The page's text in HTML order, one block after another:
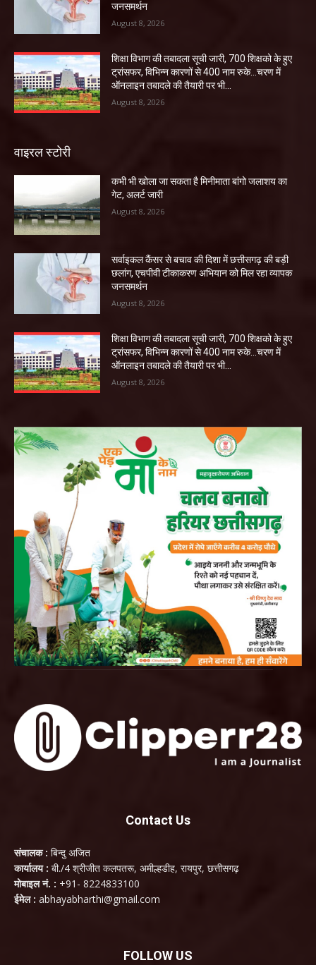
जनसमर्थन
August 8, 2026
शिक्षा विभाग की तबादला सूची जारी, 700 शिक्षको के हुए
ट्रांसफर, विभिन्न कारणों से 400 नाम रुके…चरण में
ऑनलाइन तबादले की तैयारी पर भी...
August 8, 2026
वाइरल स्टोरी
कभी भी खोला जा सकता है मिनीमाता बांगो जलाशय का
गेट, अलर्ट जारी
August 8, 2026
सर्वाइकल कैंसर से बचाव की दिशा में छत्तीसगढ़ की बड़ी
छलांग, एचपीवी टीकाकरण अभियान को मिल रहा व्यापक
जनसमर्थन
August 8, 2026
शिक्षा विभाग की तबादला सूची जारी, 700 शिक्षको के हुए
ट्रांसफर, विभिन्न कारणों से 400 नाम रुके…चरण में
ऑनलाइन तबादले की तैयारी पर भी...
August 8, 2026
Contact Us
संचालक : बिन्दु अजित
कार्यालय : बी./4 श्रीजीत कलपतरू, अमील्हडीह, रायपुर, छत्तीसगढ़
मोबाइल नं. : +91- 8224833100
ईमेल : abhayabharthi@gmail.com
FOLLOW US